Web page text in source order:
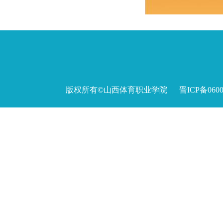
版权所有©山西体育职业学院 晋ICP备